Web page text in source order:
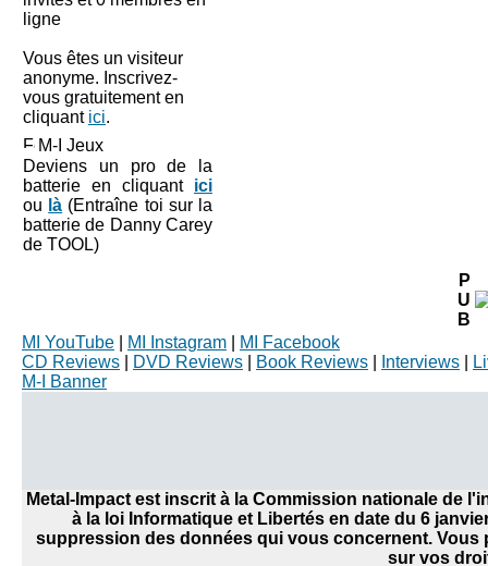
ligne
Vous êtes un visiteur
anonyme. Inscrivez-
vous gratuitement en
cliquant ici.
M-I Jeux
Deviens un pro de la
batterie en cliquant ici
ou là (Entraîne toi sur la
batterie de Danny Carey
de TOOL)
P
U
B
MI YouTube
MI Instagram
MI Facebook
CD Reviews
DVD Reviews Book Reviews Interviews
M-I Banner
Metal-Impact est inscrit à la Commission nationale de
à la loi Informatique et Libertés en date du 6
suppression des données qui vous concernent.
sur vos